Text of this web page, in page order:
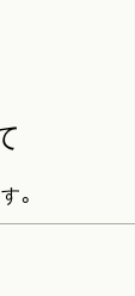
。